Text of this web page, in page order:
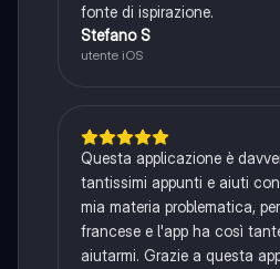
fonte di ispirazione.
Stefano S
utente iOS
Questa applicazione è
tantissimi appunti e aiuti
mia materia problematica,
francese e l'app ha così
aiutarmi. Grazie a questa